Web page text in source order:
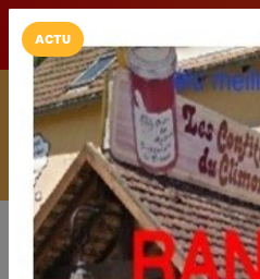
LaCarte
Installez l'App
Téléchargez
commerces favoris et
Télécharger Plus
ACTU